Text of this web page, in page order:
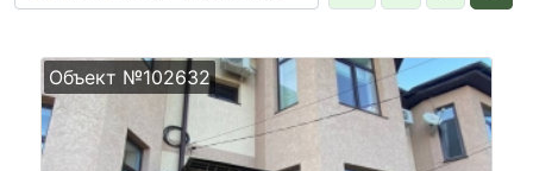
Объект №102632